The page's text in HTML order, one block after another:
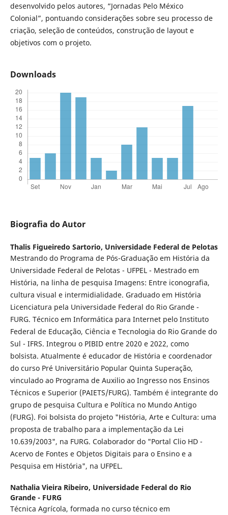
desenvolvido pelos autores, “Jornadas Pelo México
Colonial”, pontuando considerações sobre seu processo de
criação, seleção de conteúdos, construção de layout e
objetivos com o projeto.
Downloads
Biografia do Autor
Thalis Figueiredo Sartorio, Universidade Federal de Pelotas
Mestrando do Programa de Pós-Graduação em História da
Universidade Federal de Pelotas - UFPEL - Mestrado em
História, na linha de pesquisa Imagens: Entre iconografia,
cultura visual e intermidialidade. Graduado em História
Licenciatura pela Universidade Federal do Rio Grande -
FURG. Técnico em Informática para Internet pelo Instituto
Federal de Educação, Ciência e Tecnologia do Rio Grande do
Sul - IFRS. Integrou o PIBID entre 2020 e 2022, como
bolsista. Atualmente é educador de História e coordenador
do curso Pré Universitário Popular Quinta Superação,
vinculado ao Programa de Auxilio ao Ingresso nos Ensinos
Técnicos e Superior (PAIETS/FURG). Também é integrante do
grupo de pesquisa Cultura e Política no Mundo Antigo
(FURG). Foi bolsista do projeto "História, Arte e Cultura: uma
proposta de trabalho para a implementação da Lei
10.639/2003", na FURG. Colaborador do "Portal Clio HD -
Acervo de Fontes e Objetos Digitais para o Ensino e a
Pesquisa em História", na UFPEL.
Nathalia Vieira Ribeiro, Universidade Federal do Rio
Grande - FURG
Técnica Agrícola, formada no curso técnico em